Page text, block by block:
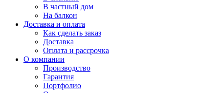
В частный дом
На балкон
Доставка и оплата
Как сделать заказ
Доставка
Оплата и рассрочка
О компании
Производство
Гарантия
Портфолио